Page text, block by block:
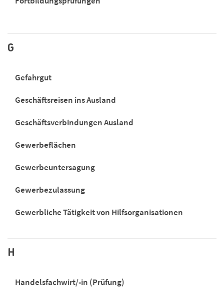
G
Gefahrgut
Geschäftsreisen ins Ausland
Geschäftsverbindungen Ausland
Gewerbeflächen
Gewerbeuntersagung
Gewerbezulassung
Gewerbliche Tätigkeit von Hilfsorganisationen
H
Handelsfachwirt/-in (Prüfung)